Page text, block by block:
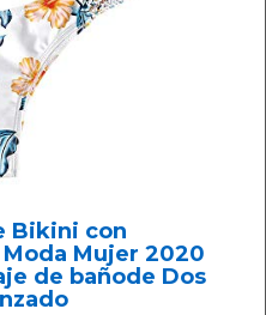
Bikini con
Mujer 2020
de bañode Dos